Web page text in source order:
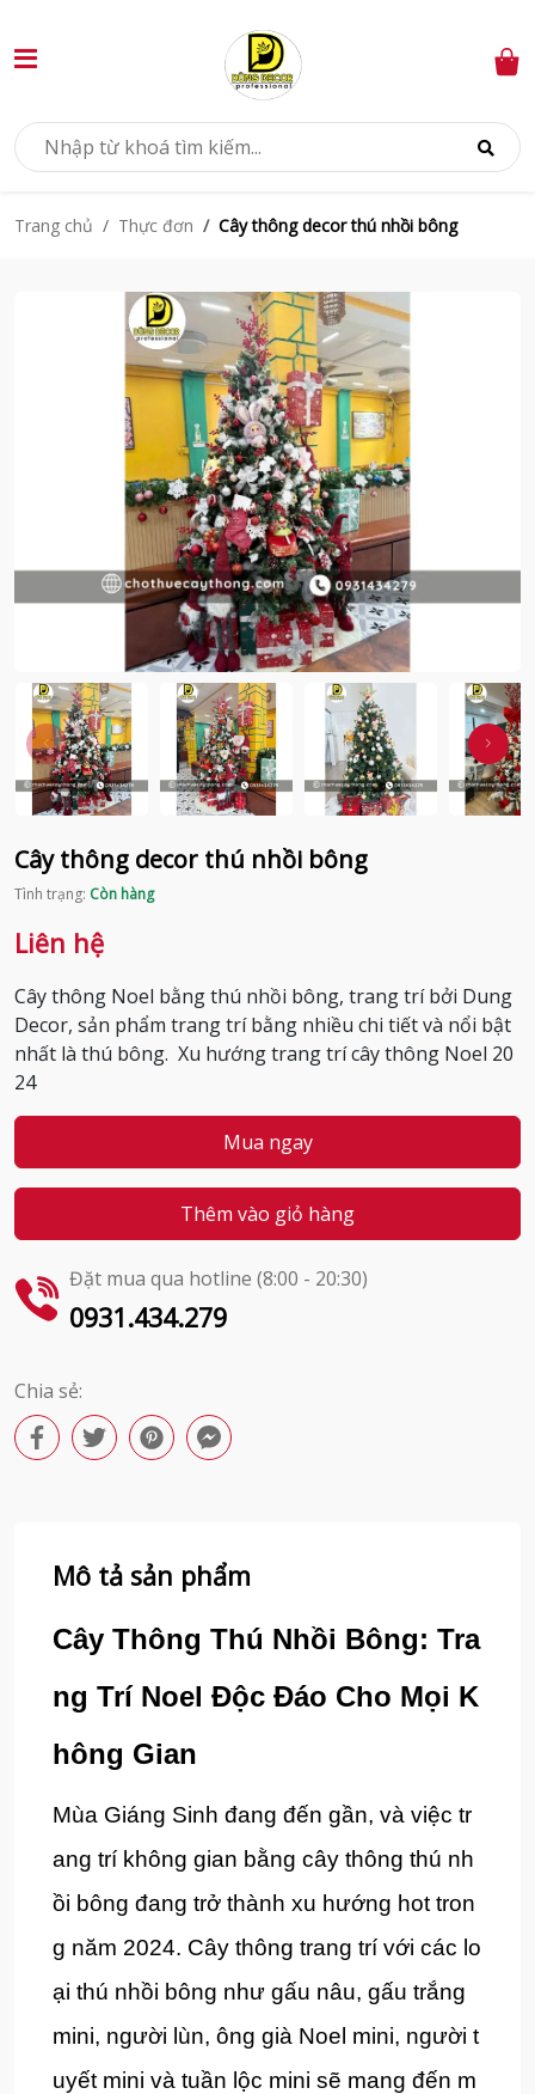
Trang chủ Thực đơn Cây thông decor thú nhồi bông
Cây thông decor thú nhồi bông
Tình trạng: Còn hàng
Liên hệ
Cây thông Noel bằng thú nhồi bông, trang trí bởi Dung
Decor, sản phẩm trang trí bằng nhiều chi tiết và nổi bật
nhất là thú bông. Xu hướng trang trí cây thông Noel 20
24
Mua ngay
Thêm vào giỏ hàng
Đặt mua qua hotline (8:00 - 20:30)
0931.434.279
Chia sẻ:
Mô tả sản phẩm
Cây Thông Thú Nhồi Bông: Tra
ng Trí Noel Độc Đáo Cho Mọi K
hông Gian
Mùa Giáng Sinh đang đến gần, và việc tr
ang trí không gian bằng cây thông thú nh
ồi bông đang trở thành xu hướng hot tron
g năm 2024. Cây thông trang trí với các lo
ại thú nhồi bông như gấu nâu, gấu trắng
mini, người lùn, ông già Noel mini, người t
uyết mini và tuần lộc mini sẽ mang đến m